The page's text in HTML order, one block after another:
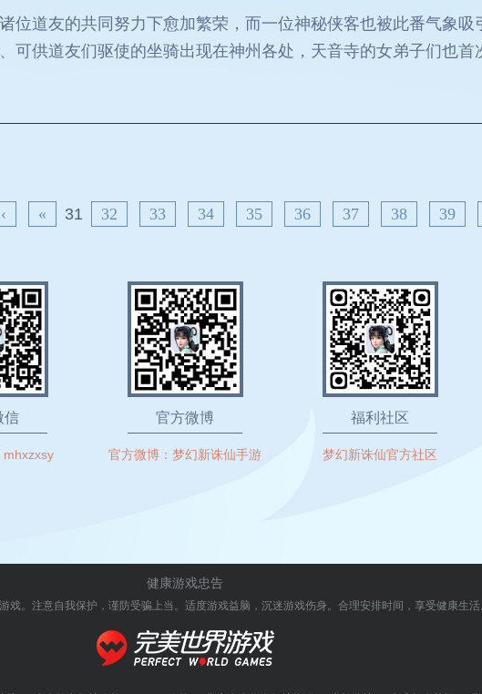
位道友的共同努力下愈加繁荣，而一位神秘侠客也被此番气象
可供道友们驱使的坐骑出现在神州各处，天音寺的女弟子们也首
‹ « 31 32 33 34 35 36 37 38 39
信
mhxzxsy
官方微博
官方微博： 梦幻新诛仙手游
福利社区
梦幻新诛仙官方社区
健康游戏忠告
戏。注意自我保护，谨防受骗上当。 适度游戏益脑，沉迷游戏伤身。合理安排时间，享受健康生活